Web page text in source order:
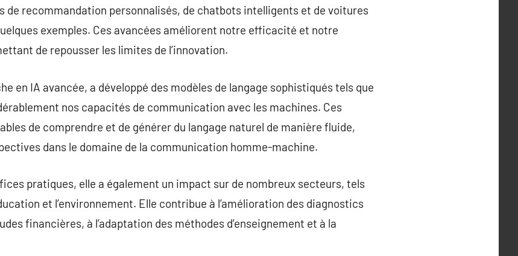
de recommandation personnalisés, de chatbots intelligents et de voitures
exemples. Ces avancées améliorent notre efficacité et notre
de repousser les limites de l’innovation.
en IA avancée, a développé des modèles de langage sophistiqués tels que
nos capacités de communication avec les machines. Ces
de comprendre et de générer du langage naturel de manière fluide,
dans le domaine de la communication homme-machine.
pratiques, elle a également un impact sur de nombreux secteurs, tels
et l’environnement. Elle contribue à l’amélioration des diagnostics
financières, à l’adaptation des méthodes d’enseignement et à la